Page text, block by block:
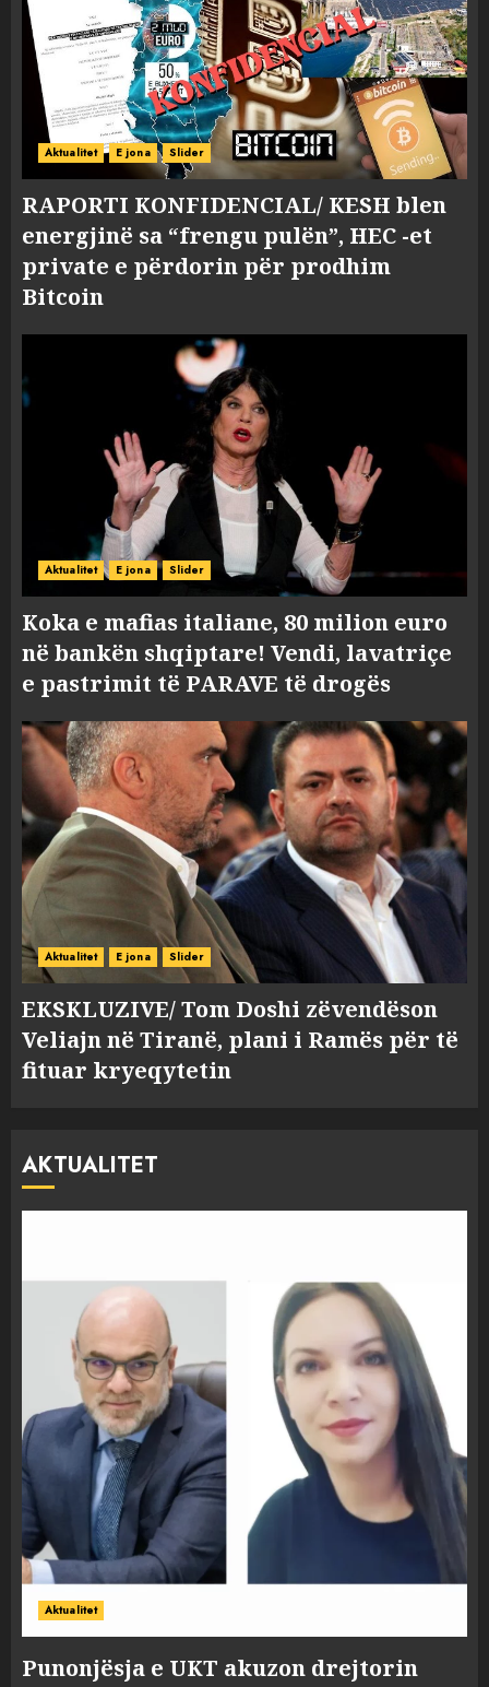
Aktualitet E jona Slider
RAPORTI KONFIDENCIAL/ KESH blen
energjinë sa “frengu pulën”, HEC -et
private e përdorin për prodhim
Bitcoin
Aktualitet E jona Slider
Koka e mafias italiane, 80 milion euro
në bankën shqiptare! Vendi, lavatriçe
e pastrimit të PARAVE të drogës
Aktualitet E jona Slider
EKSKLUZIVE/ Tom Doshi zëvendëson
Veliajn në Tiranë, plani i Ramës për të
fituar kryeqytetin
AKTUALITET
Aktualitet
Punonjësja e UKT akuzon drejtorin